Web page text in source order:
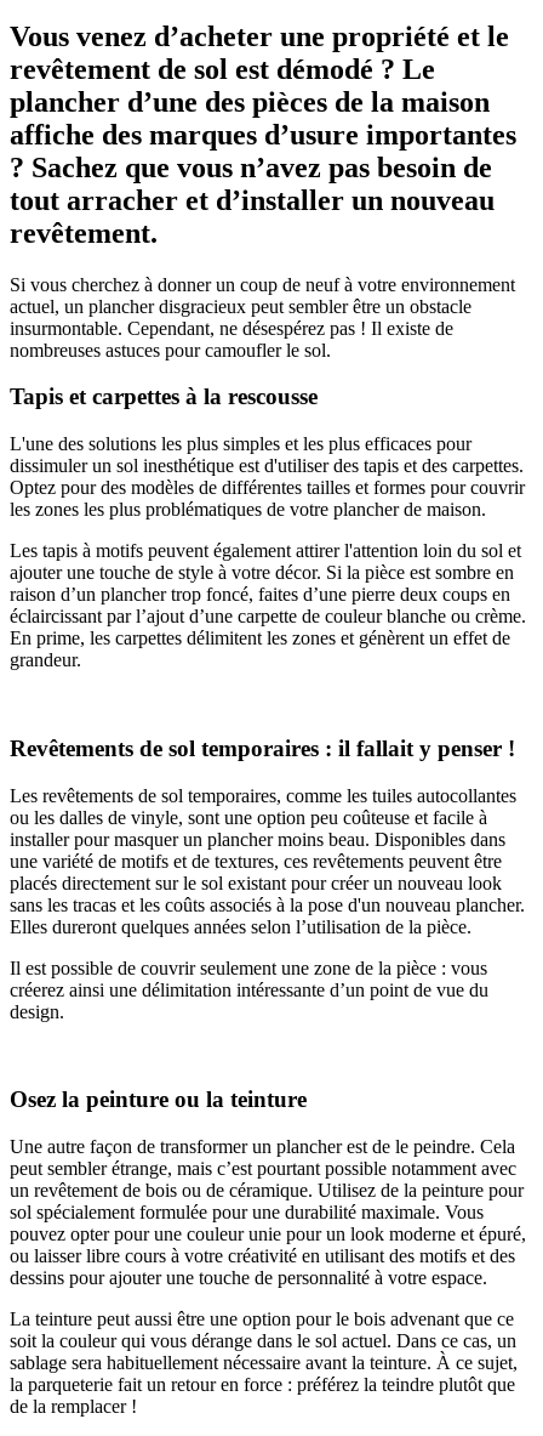
Vous venez d’acheter une propriété et le
revêtement de sol est démodé ? Le
plancher d’une des pièces de la maison
affiche des marques d’usure importantes
? Sachez que vous n’avez pas besoin de
tout arracher et d’installer un nouveau
revêtement.
Si vous cherchez à donner un coup de neuf à votre environnement
actuel, un plancher disgracieux peut sembler être un obstacle
insurmontable. Cependant, ne désespérez pas ! Il existe de
nombreuses astuces pour camoufler le sol.
Tapis et carpettes à la rescousse
L'une des solutions les plus simples et les plus efficaces pour
dissimuler un sol inesthétique est d'utiliser des tapis et des carpettes.
Optez pour des modèles de différentes tailles et formes pour couvrir
les zones les plus problématiques de votre plancher de maison.
Les tapis à motifs peuvent également attirer l'attention loin du sol et
ajouter une touche de style à votre décor. Si la pièce est sombre en
raison d’un plancher trop foncé, faites d’une pierre deux coups en
éclaircissant par l’ajout d’une carpette de couleur blanche ou crème.
En prime, les carpettes délimitent les zones et génèrent un effet de
grandeur.
Revêtements de sol temporaires : il fallait y penser !
Les revêtements de sol temporaires, comme les tuiles autocollantes
ou les dalles de vinyle, sont une option peu coûteuse et facile à
installer pour masquer un plancher moins beau. Disponibles dans
une variété de motifs et de textures, ces revêtements peuvent être
placés directement sur le sol existant pour créer un nouveau look
sans les tracas et les coûts associés à la pose d'un nouveau plancher.
Elles dureront quelques années selon l’utilisation de la pièce.
Il est possible de couvrir seulement une zone de la pièce : vous
créerez ainsi une délimitation intéressante d’un point de vue du
design.
Osez la peinture ou la teinture
Une autre façon de transformer un plancher est de le peindre. Cela
peut sembler étrange, mais c’est pourtant possible notamment avec
un revêtement de bois ou de céramique. Utilisez de la peinture pour
sol spécialement formulée pour une durabilité maximale. Vous
pouvez opter pour une couleur unie pour un look moderne et épuré,
ou laisser libre cours à votre créativité en utilisant des motifs et des
dessins pour ajouter une touche de personnalité à votre espace.
La teinture peut aussi être une option pour le bois advenant que ce
soit la couleur qui vous dérange dans le sol actuel. Dans ce cas, un
sablage sera habituellement nécessaire avant la teinture. À ce sujet,
la parqueterie fait un retour en force : préférez la teindre plutôt que
de la remplacer !